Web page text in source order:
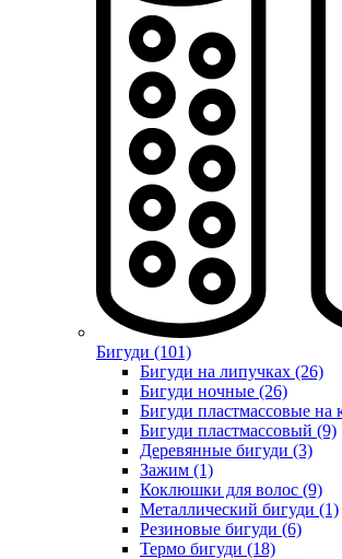
Бигуди (101)
Бигуди на липучках (26)
Бигуди ночные (26)
Бигуди пластмассовые на
Бигуди пластмассовый (9)
Деревянные бигуди (3)
Зажим (1)
Коклюшки для волос (9)
Металлический бигуди (1)
Резиновые бигуди (6)
Термо бигуди (18)